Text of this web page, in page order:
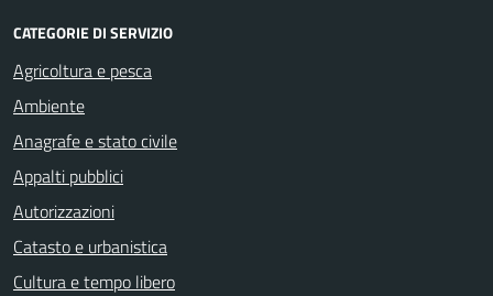
CATEGORIE DI SERVIZIO
Agricoltura e pesca
Ambiente
Anagrafe e stato civile
Appalti pubblici
Autorizzazioni
Catasto e urbanistica
Cultura e tempo libero